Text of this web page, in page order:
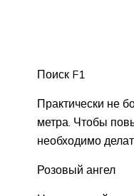
Поиск F1
Практически не
метра. Чтобы
необходимо
Розовый ангел